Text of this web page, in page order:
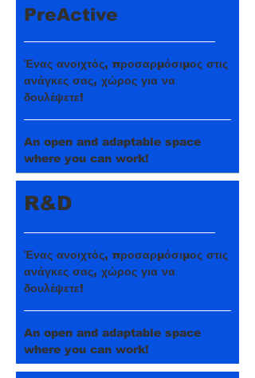
PreActive
Ένας ανοιχτός, προσαρμόσιμος στις
ανάγκες σας, χώρος για να
δουλέψετε!
An open and adaptable space
where you can work!
R&D
Ένας ανοιχτός, προσαρμόσιμος στις
ανάγκες σας, χώρος για να
δουλέψετε!
An open and adaptable space
where you can work!